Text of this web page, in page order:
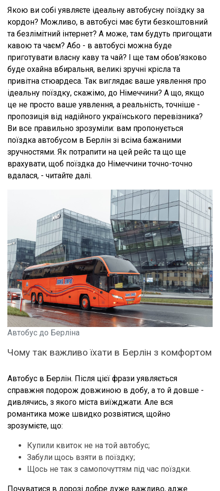
Якою ви собі уявляєте ідеальну автобусну поїздку за
кордон? Можливо, в автобусі має бути безкоштовний
та безлімітний інтернет? А може, там будуть пригощати
кавою та чаєм? Або - в автобусі можна буде
приготувати власну каву та чай? І ще там обов’язково
буде охайна вбиральня, великі зручні крісла та
привітна стюардеса. Так виглядає ваше уявлення про
ідеальну поїздку, скажімо, до Німеччини? А що, якщо
це не просто ваше уявлення, а реальність, точніше -
пропозиція від надійного українського перевізника?
Ви все правильно зрозуміли: вам пропонується
поїздка автобусом в Берлін зі всіма бажаними
зручностями. Як потрапити на цей рейс та що ще
врахувати, щоб поїздка до Німеччини точно-точно
вдалася, - читайте далі.
Автобус до Берліна
Чому так важливо їхати в Берлін з комфортом
Автобус в Берлін. Після цієї фрази уявляється
справжня подорож довжиною в добу, а то й довше -
дивлячись, з якого міста виїжджати. Але вся
романтика може швидко розвіятися, щойно
зрозумієте, що:
Купили квиток не на той автобус;
Забули щось взяти в поїздку;
Щось не так з самопочуттям під час поїздки.
Почуватися в дорозі добре дуже важливо, адже